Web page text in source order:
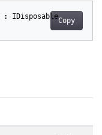
Copy
: IDisposable